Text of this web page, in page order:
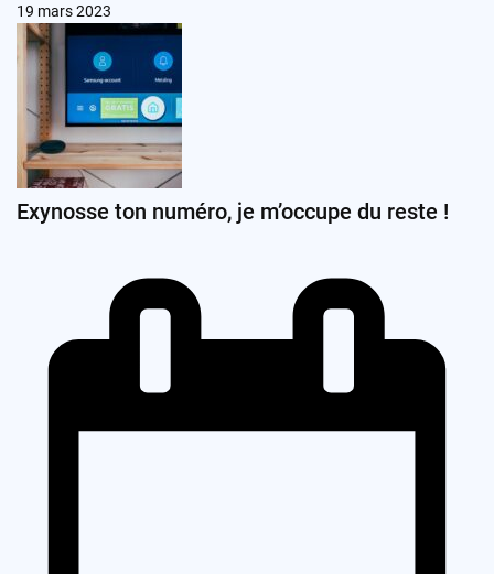
19 mars 2023
Exynosse ton numéro, je m’occupe du reste !